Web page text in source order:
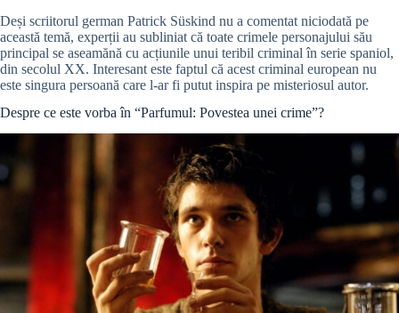
Deși scriitorul german Patrick Süskind nu a comentat niciodată pe
această temă, experții au subliniat că toate crimele personajului său
principal se aseamănă cu acțiunile unui teribil criminal în serie spaniol,
din secolul XX. Interesant este faptul că acest criminal european nu
este singura persoană care l-ar fi putut inspira pe misteriosul autor.
Despre ce este vorba în “Parfumul: Povestea unei crime”?